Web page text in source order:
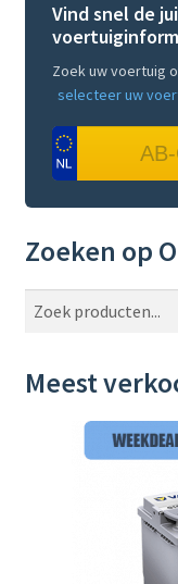
Vind snel de
Zoek uw voertuig
selecteer uw
Zoeken op
k
Meest